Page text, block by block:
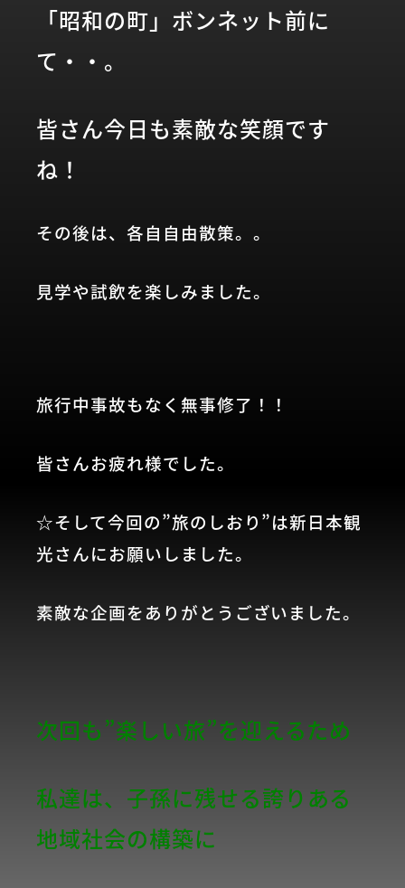
「昭和の町」ボンネット前に
て・・。
皆さん今日も素敵な笑顔です
ね！
その後は、各自自由散策。。
見学や試飲を楽しみました。
旅行中事故もなく無事修了！！
皆さんお疲れ様でした。
☆そして今回の”旅のしおり”は新日本観
光さんにお願いしました。
素敵な企画をありがとうございました。
次回も”楽しい旅”を迎えるため
私達は、子孫に残せる誇りある
地域社会の構築に